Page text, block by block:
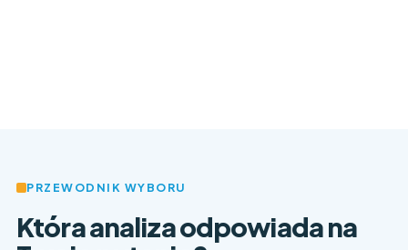
PRZEWODNIK WYBORU
Która analiza odpowiada na